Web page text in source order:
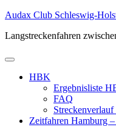
Zum
springen
Audax Club Schleswig-
Langstreckenfahren
Primäres
HBK
Ergebnisliste
FAQ
Zeitfahren Hamburg